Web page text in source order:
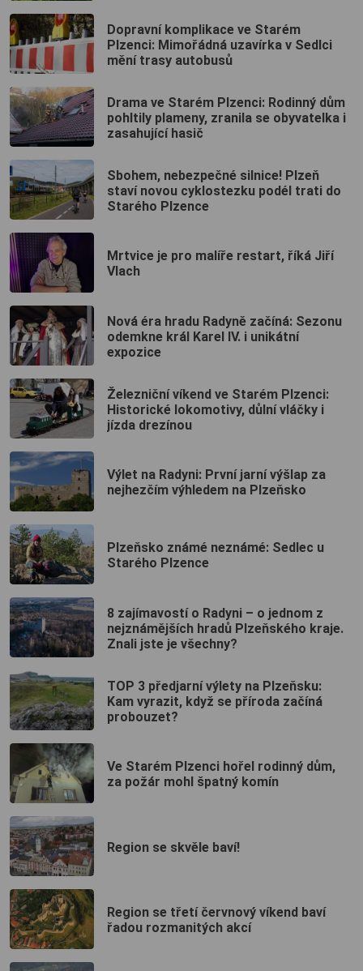
Dopravní komplikace ve Starém
Plzenci: Mimořádná uzavírka v Sedlci
mění trasy autobusů
Drama ve Starém Plzenci: Rodinný dům
pohltily plameny, zranila se obyvatelka i
zasahující hasič
Sbohem, nebezpečné silnice! Plzeň
staví novou cyklostezku podél trati do
Starého Plzence
Mrtvice je pro malíře restart, říká Jiří
Vlach
Nová éra hradu Radyně začíná: Sezonu
odemkne král Karel IV. i unikátní
expozice
Železniční víkend ve Starém Plzenci:
Historické lokomotivy, důlní vláčky i
jízda drezínou
Výlet na Radyni: První jarní výšlap za
nejhezčím výhledem na Plzeňsko
Plzeňsko známé neznámé: Sedlec u
Starého Plzence
8 zajímavostí o Radyni – o jednom z
nejznámějších hradů Plzeňského kraje.
Znali jste je všechny?
TOP 3 předjarní výlety na Plzeňsku:
Kam vyrazit, když se příroda začíná
probouzet?
Ve Starém Plzenci hořel rodinný dům,
za požár mohl špatný komín
Region se skvěle baví!
Region se třetí červnový víkend baví
řadou rozmanitých akcí